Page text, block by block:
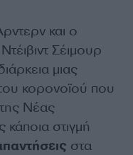
και ο
Σέιμουρ
μιας
κορονοϊού που
Νέας
στιγμή
στα